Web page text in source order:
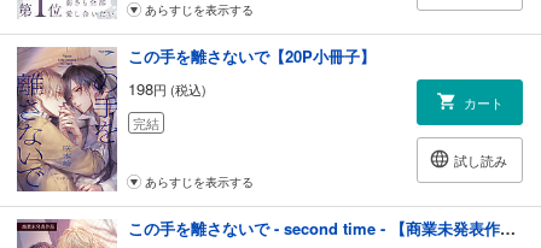
あらすじを表示する
この手を離さないで【20P小冊子】
198円 (税込)
完結
カート
試し読み
あらすじを表示する
この手を離さないで - second time - 【商業未発表作品70P】